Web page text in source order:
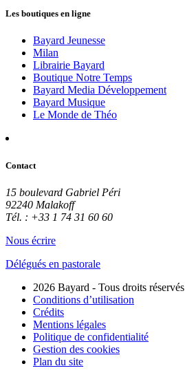
Les boutiques en ligne
Bayard Jeunesse
Milan
Librairie Bayard
Boutique Notre Temps
Bayard Media Développement
Bayard Musique
Le Monde de Théo
Contact
15 boulevard Gabriel Péri
92240 Malakoff
Tél. : +33 1 74 31 60 60
Nous écrire
Délégués en pastorale
2026 Bayard - Tous droits réservés
Conditions d’utilisation
Crédits
Mentions légales
Politique de confidentialité
Gestion des cookies
Plan du site